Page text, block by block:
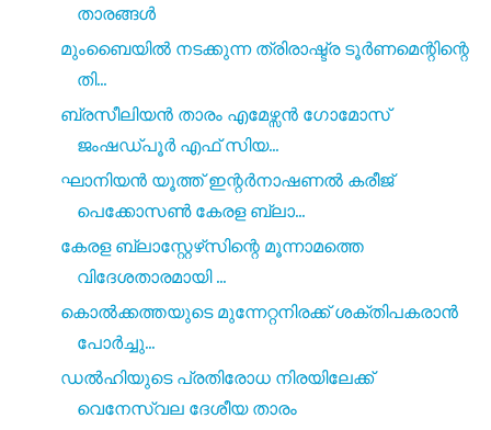
താരങ്ങൾ
മുംബൈയിൽ നടക്കുന്ന ത്രിരാഷ്ട്ര ടൂർണമെന്റിന്റെ
തി...
ബ്രസീലിയൻ താരം എമേഴ്സൻ ഗോമോസ്‌
ജംഷഡ്‌പൂർ എഫ് സിയ...
ഘാനിയൻ യൂത്ത് ഇന്റർനാഷണൽ കരീജ്
പെക്കോസൺ കേരള ബ്ലാ...
കേരള ബ്ലാസ്റ്റേഴ്‌സിന്റെ മൂന്നാമത്തെ
വിദേശതാരമായി ...
കൊൽക്കത്തയുടെ മുന്നേറ്റനിരക്ക് ശക്‌തിപകരാൻ
പോർച്ചു...
ഡൽഹിയുടെ പ്രതിരോധ നിരയിലേക്ക്
വെനേസ്വല ദേശീയ താരം